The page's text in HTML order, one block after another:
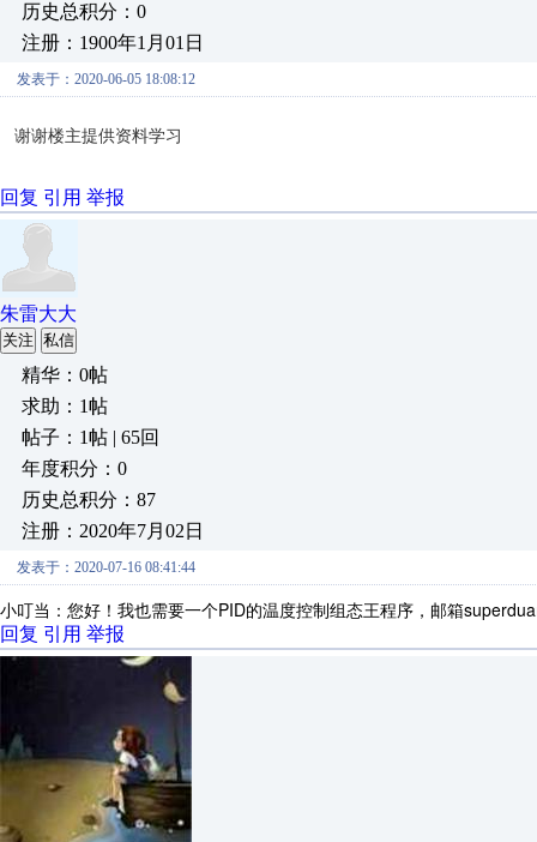
历史总积分：0
注册：1900年1月01日
发表于：2020-06-05 18:08:12
谢谢楼主提供资料学习
回复 引用 举报
朱雷大大
关注 私信
精华：0帖
求助：1帖
帖子：1帖 | 65回
年度积分：0
历史总积分：87
注册：2020年7月02日
发表于：2020-07-16 08:41:44
小叮当：您好！我也需要一个PID的温度控制组态王程序，邮箱
回复 引用 举报